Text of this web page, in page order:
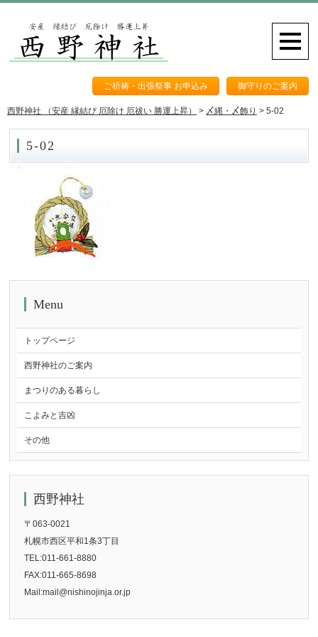
ご祈祷・出張祭事 お申込み 御守りのご案内
西野神社 （安産 縁結び 厄除け 厄祓い 勝運上昇） > 〆縄・〆飾り > 5-02
5-02
Menu
トップページ
西野神社のご案内
まつりのある暮らし
こよみと吉凶
その他
西野神社
〒063-0021
札幌市西区平和1条3丁目
TEL:011-661-8880
FAX:011-665-8698
Mail:mail@nishinojinja.or.jp